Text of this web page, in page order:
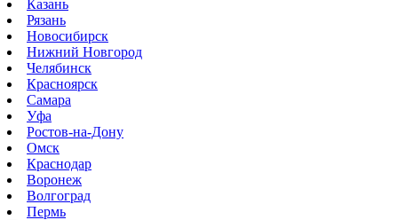
Казань
Рязань
Новосибирск
Нижний Новгород
Челябинск
Красноярск
Самара
Уфа
Ростов-на-Дону
Омск
Краснодар
Воронеж
Волгоград
Пермь